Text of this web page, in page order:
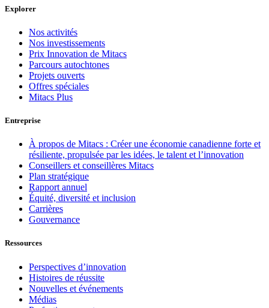
Explorer
Nos activités
Nos investissements
Prix Innovation de Mitacs
Parcours autochtones
Projets ouverts
Offres spéciales
Mitacs Plus
Entreprise
À propos de Mitacs : Créer une économie canadienne forte et
résiliente, propulsée par les idées, le talent et l’innovation
Conseillers et conseillères Mitacs
Plan stratégique
Rapport annuel
Équité, diversité et inclusion
Carrières
Gouvernance
Ressources
Perspectives d’innovation
Histoires de réussite
Nouvelles et événements
Médias